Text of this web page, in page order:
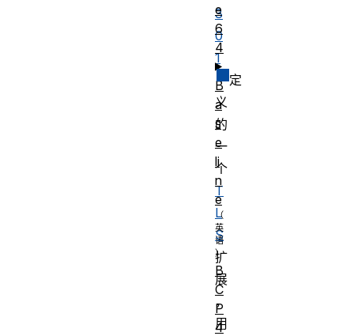
3
0
1
定
义
的
一
个
T
L
S
扩
展
，
用
e
6
4
B
a
s
e
li
n
e
B
C
P
4